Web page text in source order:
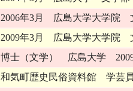
2006年3月 広島大学大学院
2009年3月 広島大学大学院
博士（文学） 広島大学
和気町歴史民俗資料館 学芸